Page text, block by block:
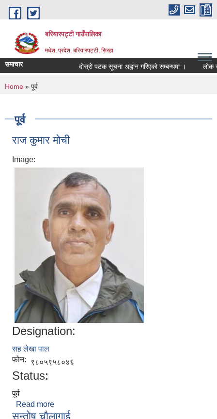
Skip to main content
बरियारपट्टी गाउँपालिका
मधेश, प्रदेश, बरियारपट्टी, सिरहा
समाचार दाेस्राे पटक सूचना अह्वान गरिएकाे सम्बन्धमा । लोक सेवा
You are here
Home » पूर्व
पूर्व
राज कुमार मोची
Image:
Designation:
सह लेखा पाल
फोन:
९८०५९५८०४६
Status:
पूर्व
Read more
सन्तोष चौलागाई